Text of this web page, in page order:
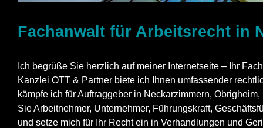
Fachanwalt für Arbeitsrecht in
Ich begrüße Sie herzlich auf meiner Internetseite – Ihr
Kanzlei OTT & Partner biete ich Ihnen umfassender
kämpfe ich für Auftraggeber in Neckarzimmern,
Sie Arbeitnehmer, Unternehmer, Führungskraft,
und setze mich für Ihr Recht ein in Verhandlungen und